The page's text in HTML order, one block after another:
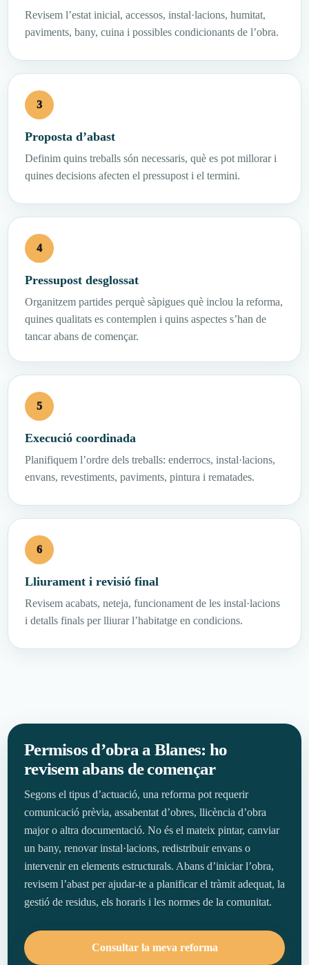
Revisem l’estat inicial, accessos, instal·lacions, humitat,
paviments, bany, cuina i possibles condicionants de l’obra.
Proposta d’abast
Definim quins treballs són necessaris, què es pot millorar i
quines decisions afecten el pressupost i el termini.
Pressupost desglossat
Organitzem partides perquè sàpigues què inclou la reforma,
quines qualitats es contemplen i quins aspectes s’han de
tancar abans de començar.
Execució coordinada
Planifiquem l’ordre dels treballs: enderrocs, instal·lacions,
envans, revestiments, paviments, pintura i rematades.
Lliurament i revisió final
Revisem acabats, neteja, funcionament de les instal·lacions
i detalls finals per lliurar l’habitatge en condicions.
Permisos d’obra a Blanes: ho
revisem abans de començar
Segons el tipus d’actuació, una reforma pot requerir
comunicació prèvia, assabentat d’obres, llicència d’obra
major o altra documentació. No és el mateix pintar, canviar
un bany, renovar instal·lacions, redistribuir envans o
intervenir en elements estructurals. Abans d’iniciar l’obra,
revisem l’abast per ajudar-te a planificar el tràmit adequat, la
gestió de residus, els horaris i les normes de la comunitat.
Consultar la meva reforma